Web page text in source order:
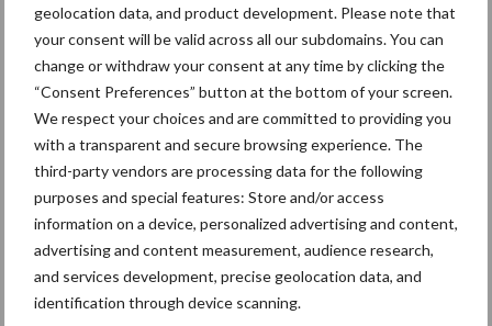
geolocation data, and product development. Please note that
your consent will be valid across all our subdomains. You can
change or withdraw your consent at any time by clicking the
“Consent Preferences” button at the bottom of your screen.
We respect your choices and are committed to providing you
with a transparent and secure browsing experience. The
third-party vendors are processing data for the following
purposes and special features: Store and/or access
information on a device, personalized advertising and content,
advertising and content measurement, audience research,
and services development, precise geolocation data, and
identification through device scanning.
Themapagina's
Diergezondheid Bemesting Fokkerij
Derogatie Fosfaatrechten